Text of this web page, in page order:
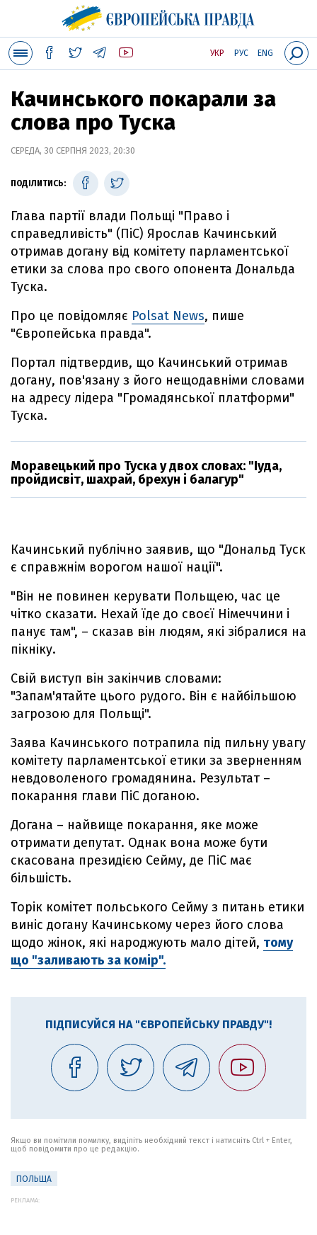
УКР РУС ENG
Качинського покарали за
слова про Туска
СЕРЕДА, 30 СЕРПНЯ 2023, 20:30
ПОДІЛИТИСЬ:
Глава партії влади Польщі "Право і
справедливість" (ПіС) Ярослав Качинський
отримав догану від комітету парламентської
етики за слова про свого опонента Дональда
Туска.
Про це повідомляє Polsat News, пише
"Європейська правда".
Портал підтвердив, що Качинський отримав
догану, пов'язану з його нещодавніми словами
на адресу лідера "Громадянської платформи"
Туска.
Моравецький про Туска у двох словах: "Іуда,
пройдисвіт, шахрай, брехун і балагур"
Качинський публічно заявив, що "Дональд Туск
є справжнім ворогом нашої нації".
"Він не повинен керувати Польщею, час це
чітко сказати. Нехай їде до своєї Німеччини і
панує там", – сказав він людям, які зібралися на
пікніку.
Свій виступ він закінчив словами:
"Запам'ятайте цього рудого. Він є найбільшою
загрозою для Польщі".
Заява Качинського потрапила під пильну увагу
комітету парламентської етики за зверненням
невдоволеного громадянина. Результат –
покарання глави ПіС доганою.
Догана – найвище покарання, яке може
отримати депутат. Однак вона може бути
скасована президією Сейму, де ПіС має
більшість.
Торік комітет польського Сейму з питань етики
виніс догану Качинському через його слова
щодо жінок, які народжують мало дітей, тому
що "заливають за комір".
ПІДПИСУЙСЯ НА "ЄВРОПЕЙСЬКУ ПРАВДУ"!
Якщо ви помітили помилку, виділіть необхідний текст і натисніть Ctrl + Enter,
щоб повідомити про це редакцію.
ПОЛЬЩА
РЕКЛАМА: